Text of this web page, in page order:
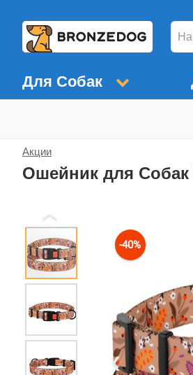
Для Собак
Акции
Ошейник для
-40%
❮